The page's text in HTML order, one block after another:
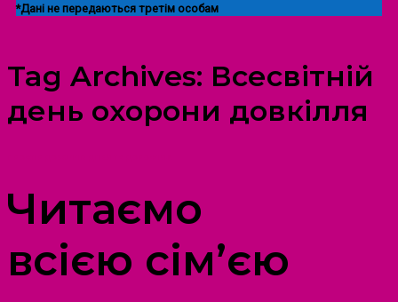
*Дані не передаються третім особам
Tag Archives: Всесвітній
день охорони довкілля
Читаємо
всією сім’єю